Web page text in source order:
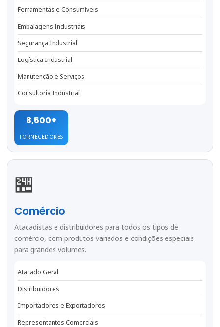
Ferramentas e Consumíveis
Embalagens Industriais
Segurança Industrial
Logística Industrial
Manutenção e Serviços
Consultoria Industrial
8,500+
FORNECEDORES
🏪
Comércio
Atacadistas e distribuidores para todos os tipos de
comércio, com produtos variados e condições especiais
para grandes volumes.
Atacado Geral
Distribuidores
Importadores e Exportadores
Representantes Comerciais